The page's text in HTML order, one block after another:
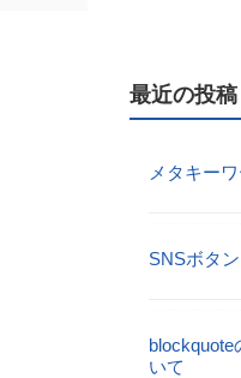
最近の投稿
メタキー
SNSボタ
blockquote
いて